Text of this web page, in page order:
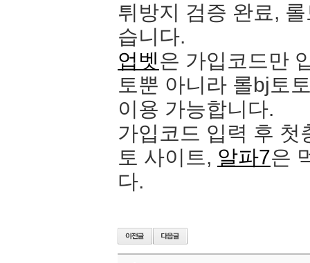
튀방지 검증 완료,
습니다.
업벳은 가입코드만
토뿐 아니라 롤bj토
이용 가능합니다.
가입코드 입력 후 첫
토 사이트, 알파7은
다.